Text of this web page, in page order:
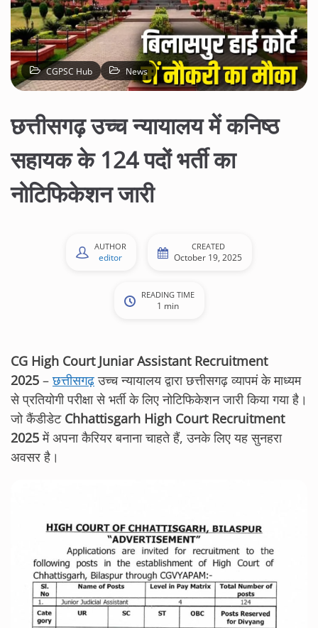
CGPSC Hub News
छत्तीसगढ़ उच्च न्यायालय में कनिष्ठ
सहायक के 124 पदों भर्ती का
नोटिफिकेशन जारी
AUTHOR
editor
CREATED
October 19, 2025
READING TIME
1 min
CG High Court Juniar Assistant Recruitment
2025 –छत्तीसगढ़उच्च न्यायालय द्वारा छत्तीसगढ़ व्यापमं के माध्यम
से प्रतियोगी परीक्षा से भर्ती के लिए नोटिफिकेशन जारी किया गया है।
जो कैंडीडेट Chhattisgarh High Court Recruitment
2025में अपना कैरियर बनाना चाहते हैं, उनके लिए यह सुनहरा
अवसर है।